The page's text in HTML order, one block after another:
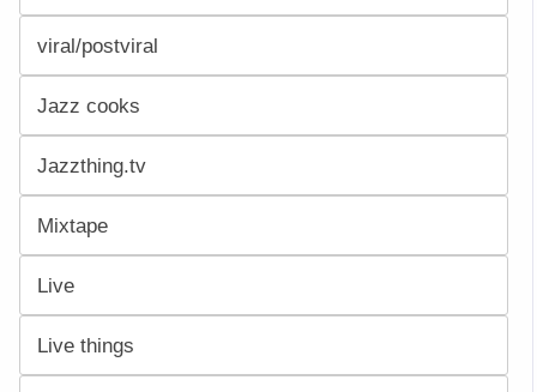
viral/postviral
Jazz cooks
Jazzthing.tv
Mixtape
Live
Live things